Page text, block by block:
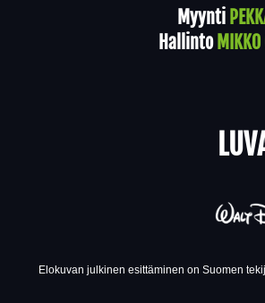
Myynti
Hallinto
Elokuvan julkinen esittäminen on Suomen